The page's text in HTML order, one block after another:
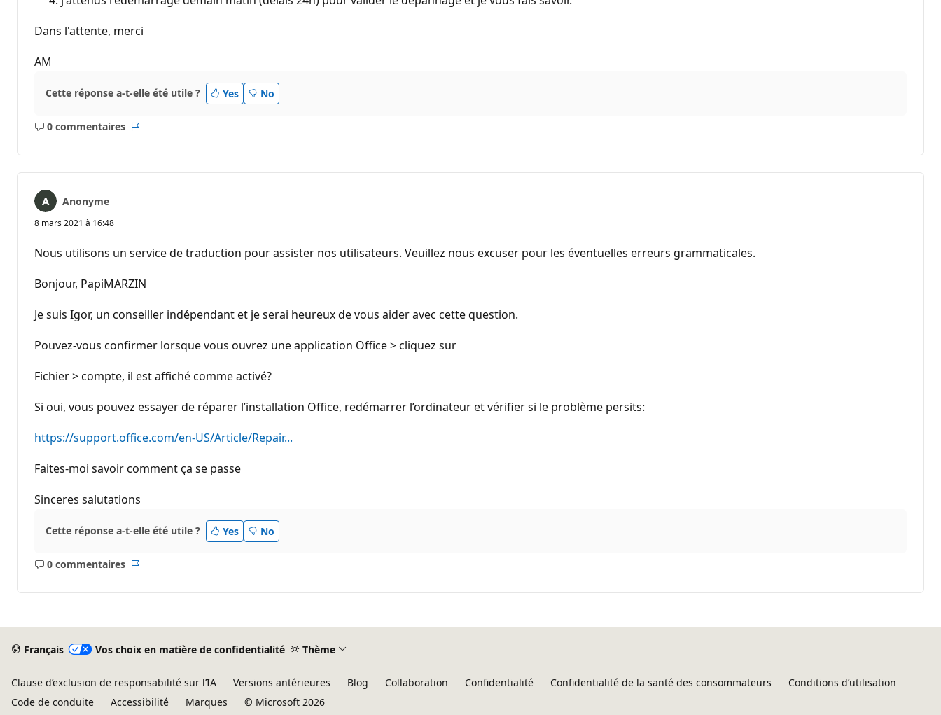
Dans l'attente, merci
AM
Cette réponse a-t-elle été utile ? Yes No
0 commentaires
Aucun
Anonyme
8 mars 2021 à 16:48
Nous utilisons un service de traduction pour assister nos utilisateurs. Veuillez nous excuser pour les éventuelles erreurs grammaticales.
Bonjour, PapiMARZIN
Je suis Igor, un conseiller indépendant et je serai heureux de vous aider avec cette question.
Pouvez-vous confirmer lorsque vous ouvrez une application Office > cliquez sur
Fichier > compte, il est affiché comme activé?
Si oui, vous pouvez essayer de réparer l’installation Office, redémarrer l’ordinateur et vérifier si le problème persits:
https://support.office.com/en-US/Article/Repair...
Faites-moi savoir comment ça se passe
Sinceres salutations
Cette réponse a-t-elle été utile ? Yes No
0 commentaires
Aucun
Français Vos choix en matière de confidentialité Thème
Clause d’exclusion de responsabilité sur l’IA Versions antérieures Blog Collaboration Confidentialité Confidentialité de la santé des consommateurs
Conditions d’utilisation
Code de conduite
Accessibilité Marques © Microsoft 2026